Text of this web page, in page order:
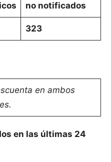
no notificados
323
en ambos
en las últimas 24